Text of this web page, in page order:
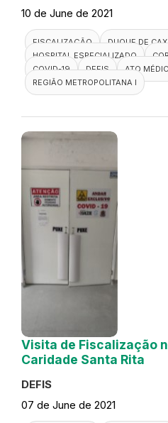
10 de June de 2021
FISCALIZAÇÃO
DUQUE DE
HOSPITAL ESPECIALIZADO
COVID-19
DEFIS
ATO
REGIÃO METROPOLITANA I
Visita de Fiscalização
Caridade Santa Rita
DEFIS
07 de June de 2021